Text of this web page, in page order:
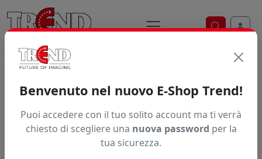
Ricerca
Articolo non trovato.
Benvenuto nel nuovo E-Shop Trend!
Puoi accedere con il tuo solito account ma ti verrà
chiesto di scegliere una nuova password per la
tua sicurezza.